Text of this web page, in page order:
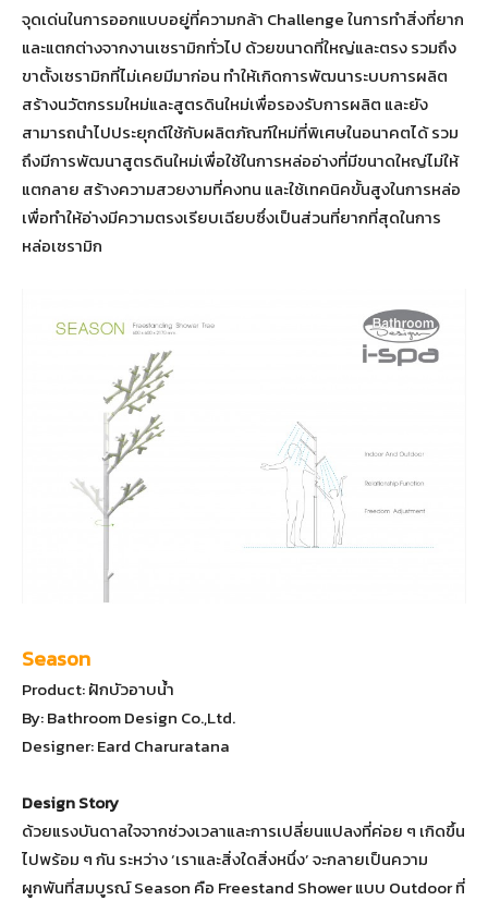
จุดเด่นในการออกแบบอยู่ที่ความกล้า Challenge ในการทำสิ่งที่ยาก
และแตกต่างจากงานเซรามิกทั่วไป ด้วยขนาดที่ใหญ่และตรง รวมถึง
ขาตั้งเซรามิกที่ไม่เคยมีมาก่อน ทำให้เกิดการพัฒนาระบบการผลิต
สร้างนวัตกรรมใหม่และสูตรดินใหม่เพื่อรองรับการผลิต และยัง
สามารถนำไปประยุกต์ใช้กับผลิตภัณฑ์ใหม่ที่พิเศษในอนาคตได้ รวม
ถึงมีการพัฒนาสูตรดินใหม่เพื่อใช้ในการหล่ออ่างที่มีขนาดใหญ่ไม่ให้
แตกลาย สร้างความสวยงามที่คงทน และใช้เทคนิคขั้นสูงในการหล่อ
เพื่อทำให้อ่างมีความตรงเรียบเฉียบซึ่งเป็นส่วนที่ยากที่สุดในการ
หล่อเซรามิก
Season
Product: ฝักบัวอาบน้ำ
By: Bathroom Design Co.,Ltd.
Designer: Eard Charuratana
Design Story
ด้วยแรงบันดาลใจจากช่วงเวลาและการเปลี่ยนแปลงที่ค่อย ๆ เกิดขึ้น
ไปพร้อม ๆ กัน ระหว่าง ‘เราและสิ่งใดสิ่งหนึ่ง’ จะกลายเป็นความ
ผูกพันที่สมบูรณ์ Season คือ Freestand Shower แบบ Outdoor ที่